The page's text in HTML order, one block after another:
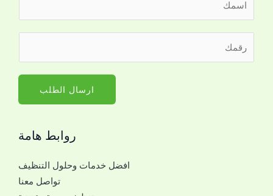
م
ارسال الطلب
روابط هامة
افضل خدمات وحلول التنظيف
تواصل معنا